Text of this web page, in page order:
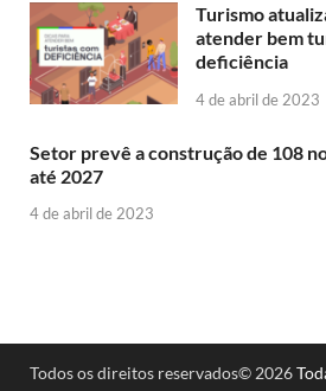
Turismo
atender bem
deficiência
4 de abril de 2023
Setor prevê a construção de 108
até 2027
4 de abril de 2023
Todos os direitos reservados© 2026